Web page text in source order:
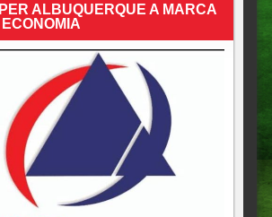
ALBUQUERQUE A MARCA
ECONOMIA